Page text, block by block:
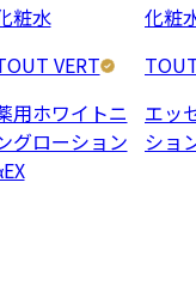
粧水
VERT
用ホワイトニ
グローション
化粧
エッ
ショ